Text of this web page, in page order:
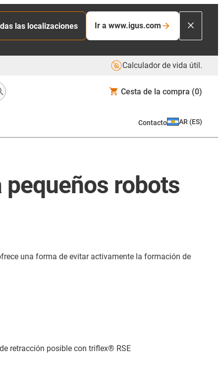
las localizaciones Ir a www.igus.com
Calculador de vida útil.
Cesta de la compra (0)
Contacto AR (ES)
robots
una forma de evitar activamente la formación de
retracción posible con triflex® RSE